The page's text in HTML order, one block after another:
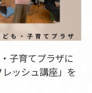
子育てプラザに
ッシュ講座」を